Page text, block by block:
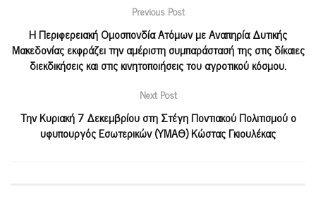
Previous Post
Η Περιφερειακή Ομοσπονδία Ατόμων με Αναπηρία Δυτικής
Μακεδονίας εκφράζει την αμέριστη συμπαράστασή της στις δίκαιες
διεκδικήσεις και στις κινητοποιήσεις του αγροτικού κόσμου.
Next Post
Την Κυριακή 7 Δεκεμβρίου στη Στέγη Ποντιακού Πολιτισμού ο
υφυπουργός Εσωτερικών (ΥΜΑΘ) Κώστας Γκιουλέκας